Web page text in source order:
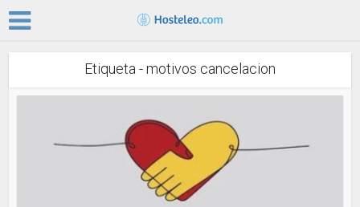
Etiqueta - motivos cancelacion